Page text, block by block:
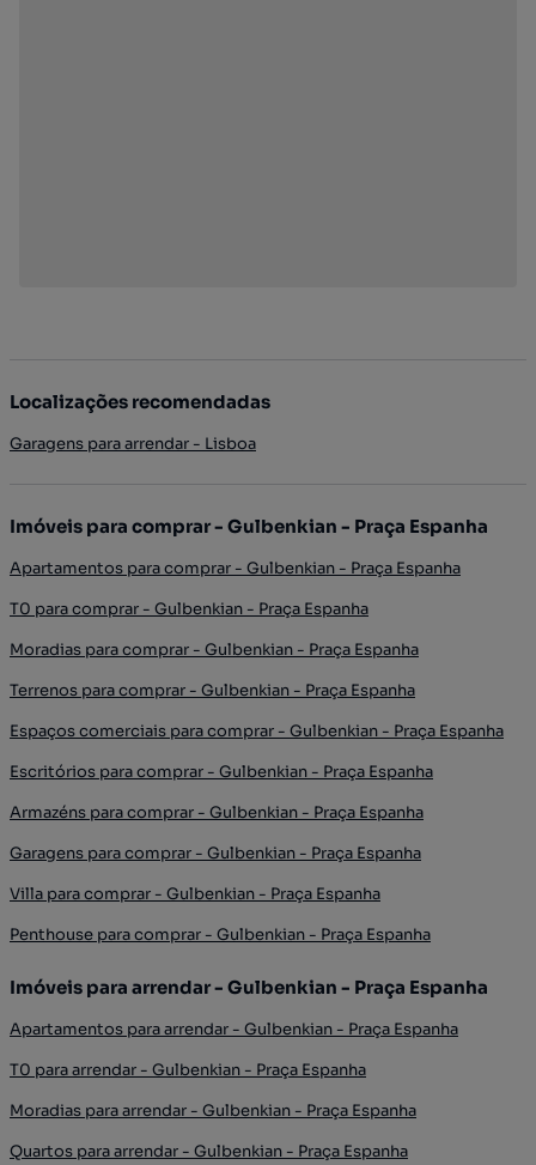
Localizações recomendadas
Garagens para arrendar - Lisboa
Imóveis para comprar - Gulbenkian - Praça Espanha
Apartamentos para comprar - Gulbenkian - Praça Espanha
T0 para comprar - Gulbenkian - Praça Espanha
Moradias para comprar - Gulbenkian - Praça Espanha
Terrenos para comprar - Gulbenkian - Praça Espanha
Espaços comerciais para comprar - Gulbenkian - Praça Espanha
Escritórios para comprar - Gulbenkian - Praça Espanha
Armazéns para comprar - Gulbenkian - Praça Espanha
Garagens para comprar - Gulbenkian - Praça Espanha
Villa para comprar - Gulbenkian - Praça Espanha
Penthouse para comprar - Gulbenkian - Praça Espanha
Imóveis para arrendar - Gulbenkian - Praça Espanha
Apartamentos para arrendar - Gulbenkian - Praça Espanha
T0 para arrendar - Gulbenkian - Praça Espanha
Moradias para arrendar - Gulbenkian - Praça Espanha
Quartos para arrendar - Gulbenkian - Praça Espanha